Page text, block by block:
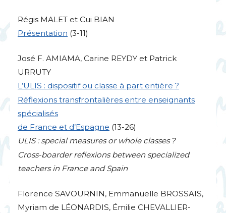
Régis MALET et Cui BIAN
Présentation (3-11)
José F. AMIAMA, Carine REYDY et Patrick
URRUTY
L’ULIS : dispositif ou classe à part entière ?
Réflexions transfrontalières entre enseignants
spécialisés
de France et d’Espagne (13-26)
ULIS: special measures or whole classes ?
Cross-boarder reflexions between specialized
teachers in France and Spain
Florence SAVOURNIN, Emmanuelle BROSSAIS,
Myriam de LÉONARDIS, Émilie CHEVALLIER-